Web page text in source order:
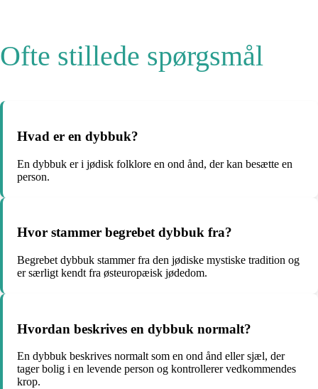
Ofte stillede spørgsmål
Hvad er en dybbuk?
En dybbuk er i jødisk folklore en ond ånd, der kan besætte en
person.
Hvor stammer begrebet dybbuk fra?
Begrebet dybbuk stammer fra den jødiske mystiske tradition og
er særligt kendt fra østeuropæisk jødedom.
Hvordan beskrives en dybbuk normalt?
En dybbuk beskrives normalt som en ond ånd eller sjæl, der
tager bolig i en levende person og kontrollerer vedkommendes
krop.